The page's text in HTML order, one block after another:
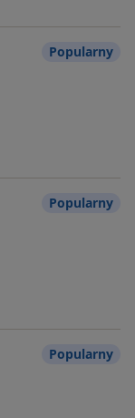
Popularny
Popularny
Popularny